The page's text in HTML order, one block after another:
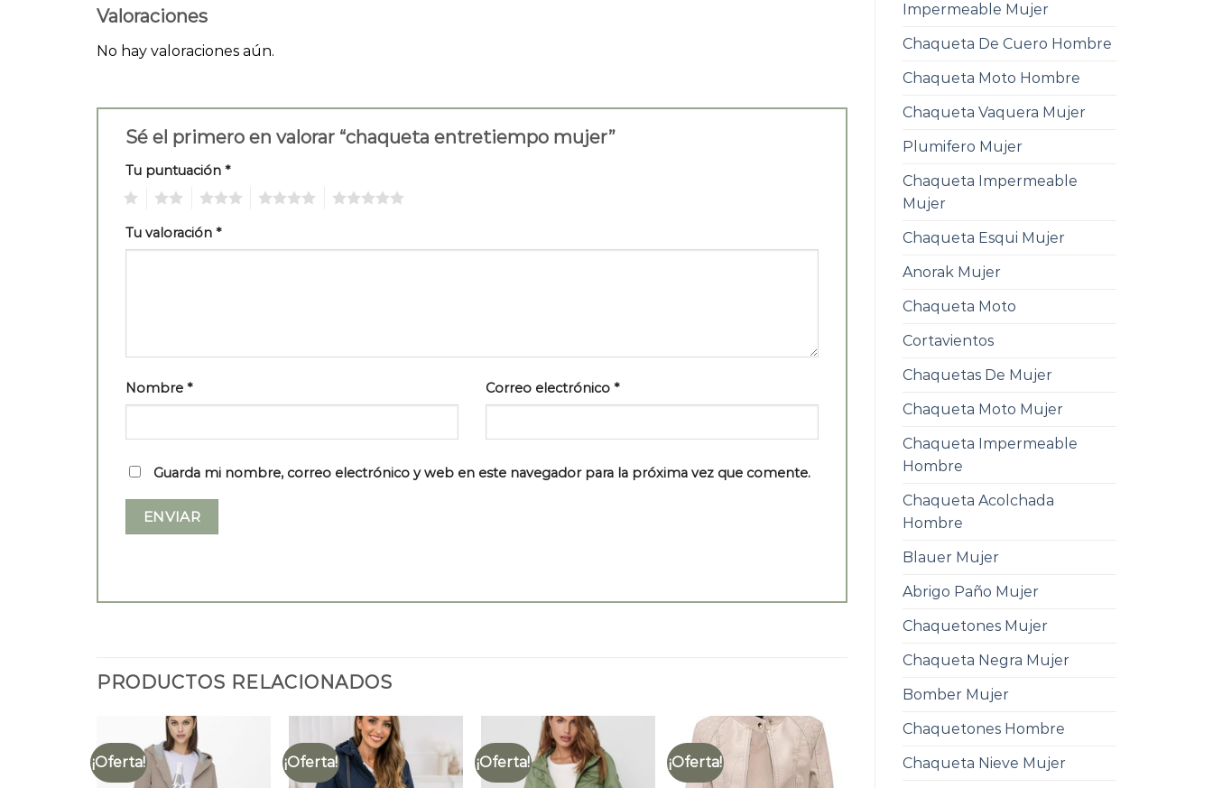
Impermeable Mujer
Chaqueta De Cuero Hombre
Chaqueta Moto Hombre
Chaqueta Vaquera Mujer
Plumifero Mujer
Chaqueta Impermeable
Mujer
Chaqueta Esqui Mujer
Anorak Mujer
Chaqueta Moto
Cortavientos
Chaquetas De Mujer
Chaqueta Moto Mujer
Chaqueta Impermeable
Hombre
Chaqueta Acolchada
Hombre
Blauer Mujer
Abrigo Paño Mujer
Chaquetones Mujer
Chaqueta Negra Mujer
Bomber Mujer
Chaquetones Hombre
Chaqueta Nieve Mujer
Valoraciones
No hay valoraciones aún.
Sé el primero en valorar “chaqueta entretiempo mujer”
Tu puntuación *
Tu valoración *
Nombre * Correo electrónico *
Guarda mi nombre, correo electrónico y web en este navegador para la próxima vez que comente.
PRODUCTOS RELACIONADOS
¡Oferta! ¡Oferta! ¡Oferta! ¡Oferta!